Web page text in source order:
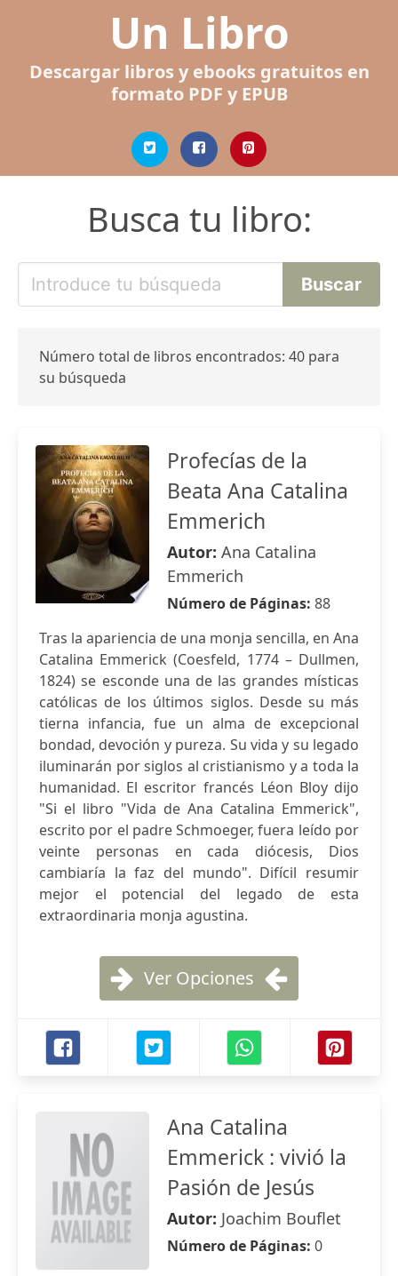
Un Libro
Descargar libros y ebooks gratuitos en
formato PDF y EPUB
Busca tu libro:
Número total de libros encontrados: 40 para
su búsqueda
Profecías de la
Beata Ana Catalina
Emmerich
Autor: Ana Catalina
Emmerich
Número de Páginas: 88
Tras la apariencia de una monja sencilla, en Ana
Catalina Emmerick (Coesfeld, 1774 – Dullmen,
1824) se esconde una de las grandes místicas
católicas de los últimos siglos. Desde su más
tierna infancia, fue un alma de excepcional
bondad, devoción y pureza. Su vida y su legado
iluminarán por siglos al cristianismo y a toda la
humanidad. El escritor francés Léon Bloy dijo
"Si el libro "Vida de Ana Catalina Emmerick",
escrito por el padre Schmoeger, fuera leído por
veinte personas en cada diócesis, Dios
cambiaría la faz del mundo". Difícil resumir
mejor el potencial del legado de esta
extraordinaria monja agustina.
Ver Opciones
Ana Catalina
Emmerick : vivió la
Pasión de Jesús
Autor: Joachim Bouflet
Número de Páginas: 0